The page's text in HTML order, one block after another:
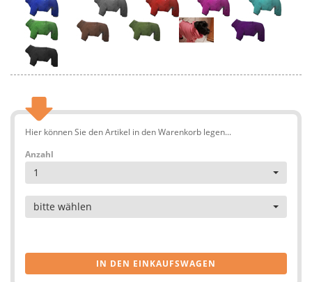
Hier können Sie den Artikel in den Warenkorb legen...
Anzahl
1
Artikel
bitte wählen
IN DEN EINKAUFSWAGEN